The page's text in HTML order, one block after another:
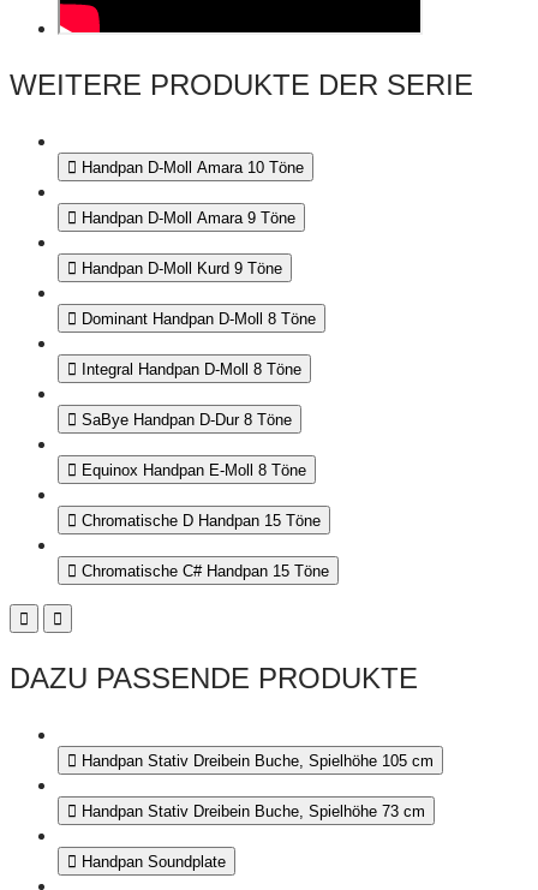
WEITERE PRODUKTE DER SERIE
Handpan D-Moll Amara 10 Töne
Handpan D-Moll Amara 9 Töne
Handpan D-Moll Kurd 9 Töne
Dominant Handpan D-Moll 8 Töne
Integral Handpan D-Moll 8 Töne
SaBye Handpan D-Dur 8 Töne
Equinox Handpan E-Moll 8 Töne
Chromatische D Handpan 15 Töne
Chromatische C# Handpan 15 Töne
DAZU PASSENDE PRODUKTE
Handpan Stativ Dreibein Buche, Spielhöhe 105 cm
Handpan Stativ Dreibein Buche, Spielhöhe 73 cm
Handpan Soundplate